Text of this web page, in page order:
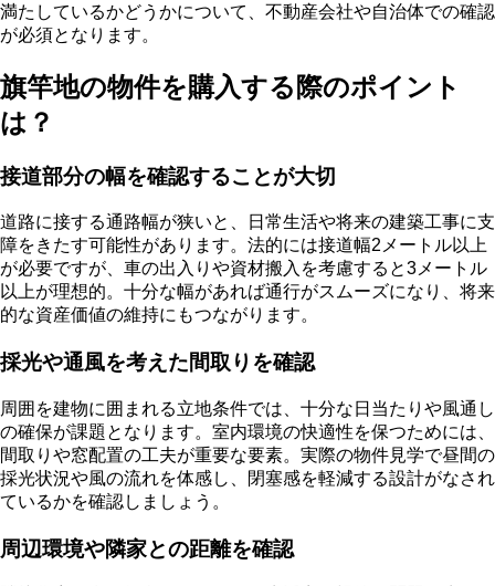
満たしているかどうかについて、不動産会社や自治体での確認
が必須となります。
旗竿地の物件を購入する際のポイント
は？
接道部分の幅を確認することが大切
道路に接する通路幅が狭いと、日常生活や将来の建築工事に支
障をきたす可能性があります。法的には接道幅2メートル以上
が必要ですが、車の出入りや資材搬入を考慮すると3メートル
以上が理想的。十分な幅があれば通行がスムーズになり、将来
的な資産価値の維持にもつながります。
採光や通風を考えた間取りを確認
周囲を建物に囲まれる立地条件では、十分な日当たりや風通し
の確保が課題となります。室内環境の快適性を保つためには、
間取りや窓配置の工夫が重要な要素。実際の物件見学で昼間の
採光状況や風の流れを体感し、閉塞感を軽減する設計がなされ
ているかを確認しましょう。
周辺環境や隣家との距離を確認